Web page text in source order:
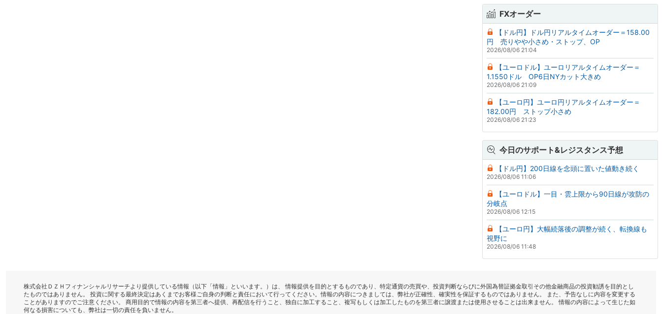
FXオーダー
【ドル円】ドル円リアルタイムオーダー＝158.00
円 売りやや小さめ・ストップ、OP
2026/08/06 21:04
【ユーロドル】ユーロリアルタイムオーダー＝
1.1550ドル OP6日NYカット大きめ
2026/08/06 21:09
【ユーロ円】ユーロ円リアルタイムオーダー＝
182.00円 ストップ小さめ
2026/08/06 21:23
今日のサポート&レジスタンス予想
【ドル円】200日線を念頭に置いた値動き続く
2026/08/06 11:06
【ユーロドル】一目・雲上限から90日線が攻防の
分岐点
2026/08/06 12:15
【ユーロ円】大幅続落後の調整が続く、転換線も
視野に
2026/08/06 11:48
株式会社ＤＺＨフィナンシャルリサーチより提供している情報（以下「情報」といいます。）は、 情報提供を目的とするものであり、特定通貨の売買や、投資判断ならびに外国為替証拠金取引その他金融商品の投資勧誘を目的とし
たものではありません。 投資に関する最終決定はあくまでお客様ご自身の判断と責任において行ってください。情報の内容につきましては、弊社が正確性、確実性を保証するものではありません。 また、予告なしに内容を変更する
ことがありますのでご注意ください。 商用目的で情報の内容を第三者へ提供、再配信を行うこと、独自に加工すること、複写もしくは加工したものを第三者に譲渡または使用させることは出来ません。 情報の内容によって生じた如
何なる損害についても、弊社は一切の責任を負いません。